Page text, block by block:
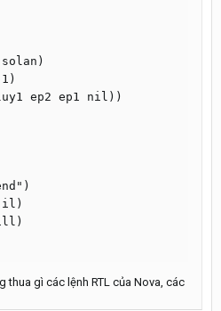
solan)
ep2 ep1 nil))
il)
ill)
thua gì các lệnh RTL của Nova, các